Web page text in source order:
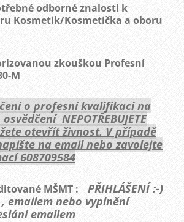
odborné znalosti k
Kosmetik/Kosmetička a oboru
zkouškou Profesní
M
o profesní kvalifikaci na
NEPOTŘEBUJETE
otevřít živnost. V případě
na email nebo zavolejte
608709584
MŠMT : PŘIHLÁŠENÍ :-)
emailem nebo vyplnění
emailem